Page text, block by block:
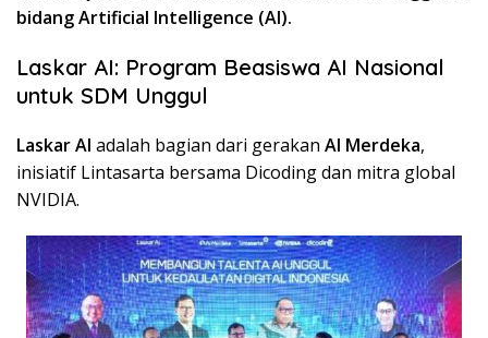
bidang Artificial Intelligence (AI).
Laskar AI: Program Beasiswa AI Nasional
untuk SDM Unggul
Laskar AI adalah bagian dari gerakan AI Merdeka,
inisiatif Lintasarta bersama Dicoding dan mitra global
NVIDIA.